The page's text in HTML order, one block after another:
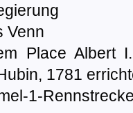
Venn
Place Albert
1781
1-